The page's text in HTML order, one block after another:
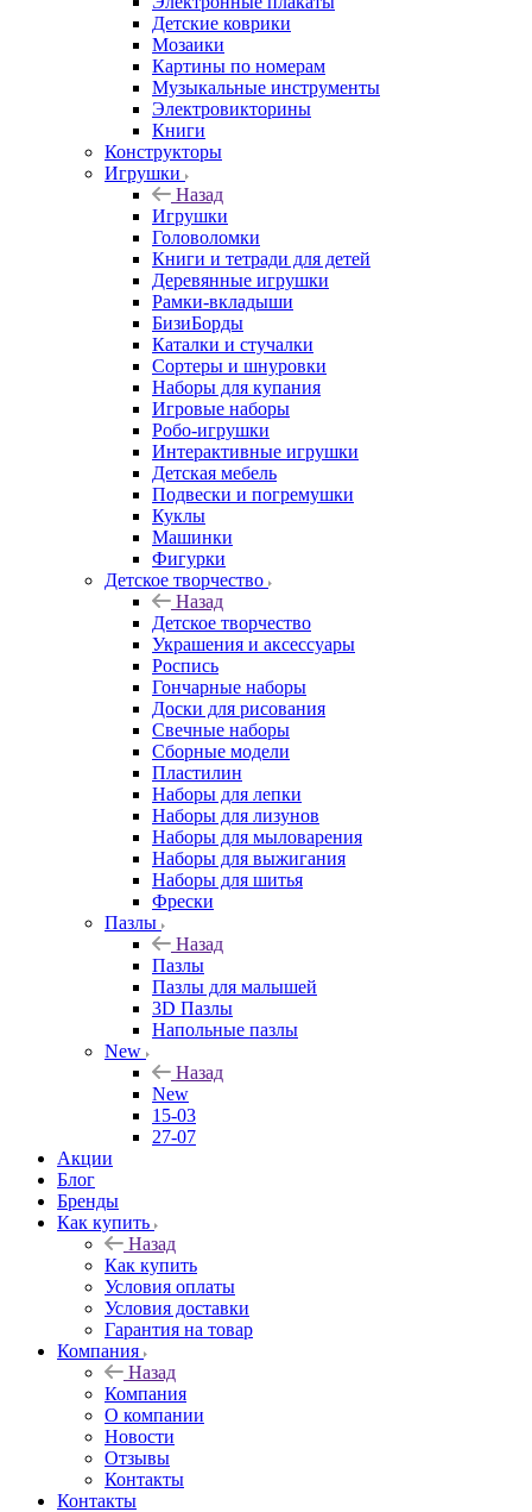
Детские коврики
Мозаики
Картины по номерам
Музыкальные инструменты
Электровикторины
Книги
Конструкторы
Игрушки
Назад
Игрушки
Головоломки
Книги и тетради для детей
Деревянные игрушки
Рамки-вкладыши
БизиБорды
Каталки и стучалки
Сортеры и шнуровки
Наборы для купания
Игровые наборы
Робо-игрушки
Интерактивные игрушки
Детская мебель
Подвески и погремушки
Куклы
Машинки
Фигурки
Детское творчество
Назад
Детское творчество
Украшения и аксессуары
Роспись
Гончарные наборы
Доски для рисования
Свечные наборы
Сборные модели
Пластилин
Наборы для лепки
Наборы для лизунов
Наборы для мыловарения
Наборы для выжигания
Наборы для шитья
Фрески
Пазлы
Назад
Пазлы
Пазлы для малышей
3D Пазлы
Напольные пазлы
New
Назад
New
15-03
27-07
Акции
Блог
Бренды
Как купить
Назад
Как купить
Условия оплаты
Условия доставки
Гарантия на товар
Компания
Назад
Компания
О компании
Новости
Отзывы
Контакты
Контакты